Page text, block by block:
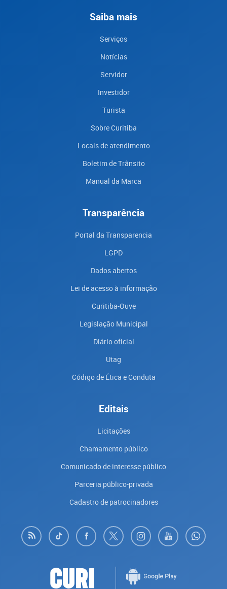
Saiba mais
Serviços
Notícias
Servidor
Investidor
Turista
Sobre Curitiba
Locais de atendimento
Boletim de Trânsito
Manual da Marca
Transparência
Portal da Transparencia
LGPD
Dados abertos
Lei de acesso à informação
Curitiba-Ouve
Legislação Municipal
Diário oficial
Utag
Código de Ética e Conduta
Editais
Licitações
Chamamento público
Comunicado de interesse público
Parceria público-privada
Cadastro de patrocinadores